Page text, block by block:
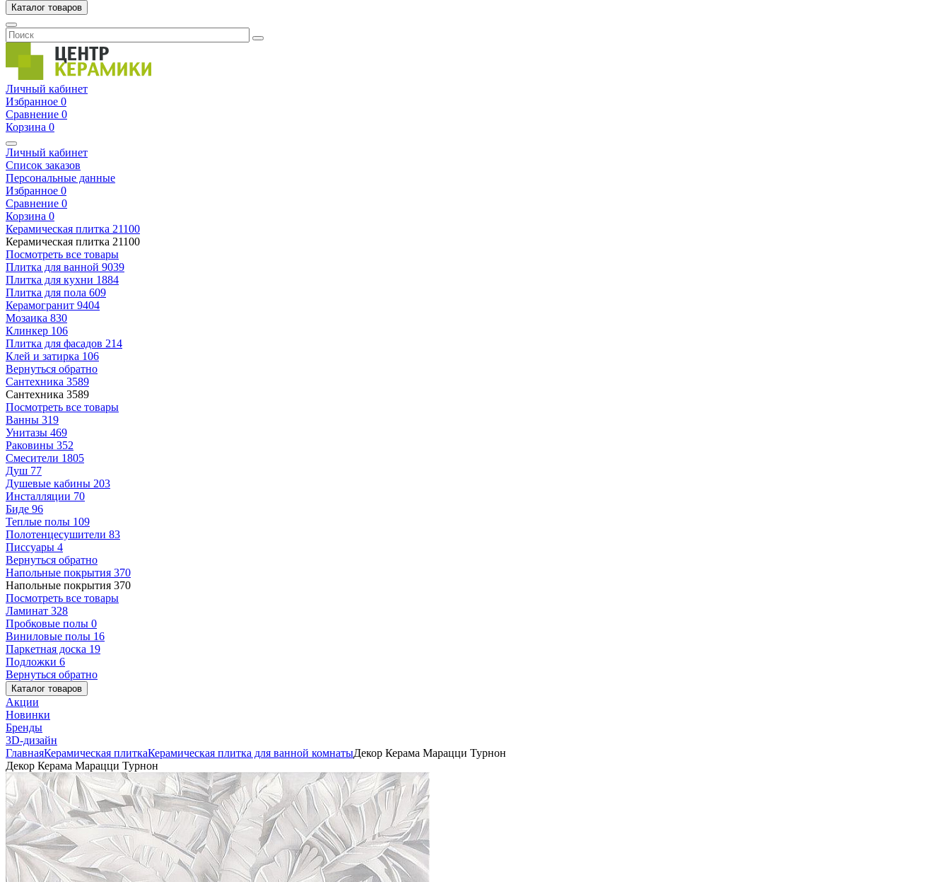
Каталог товаров
Личный кабинет
Избранное 0
Сравнение 0
Корзина 0
Личный кабинет
Список заказов
Персональные данные
Избранное 0
Сравнение 0
Корзина 0
Керамическая плитка 21100
Керамическая плитка 21100
Посмотреть все товары
Плитка для ванной 9039
Плитка для кухни 1884
Плитка для пола 609
Керамогранит 9404
Мозаика 830
Клинкер 106
Плитка для фасадов 214
Клей и затирка 106
Вернуться обратно
Сантехника 3589
Сантехника 3589
Посмотреть все товары
Ванны 319
Унитазы 469
Раковины 352
Смесители 1805
Душ 77
Душевые кабины 203
Инсталляции 70
Биде 96
Теплые полы 109
Полотенцесушители 83
Писсуары 4
Вернуться обратно
Напольные покрытия 370
Напольные покрытия 370
Посмотреть все товары
Ламинат 328
Пробковые полы 0
Виниловые полы 16
Паркетная доска 19
Подложки 6
Вернуться обратно
Каталог товаров
Акции
Новинки
Бренды
3D-дизайн
ГлавнаяКерамическая плиткаКерамическая плитка для ванной комнатыДекор Керама Марацци Турнон
Декор Керама Марацци Турнон